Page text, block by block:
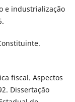
e industrialização
fiscal. Aspectos
Dissertação